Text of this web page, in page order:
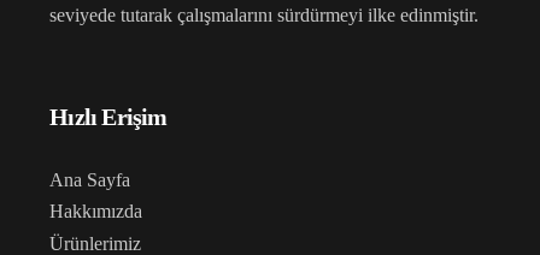
seviyede tutarak çalışmalarını sürdürmeyi ilke edinmiştir.
Hızlı Erişim
Ana Sayfa
Hakkımızda
Ürünlerimiz